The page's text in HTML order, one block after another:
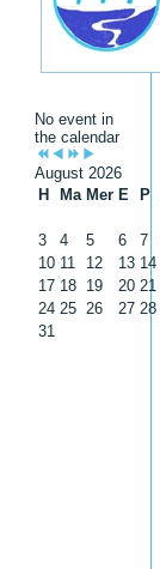
No event in
the calendar
August 2026
H
Ma Mer E P
3
4 5 6 7
10 11 12 13 14
17 18 19 20 21
24 25 26 27 28
31